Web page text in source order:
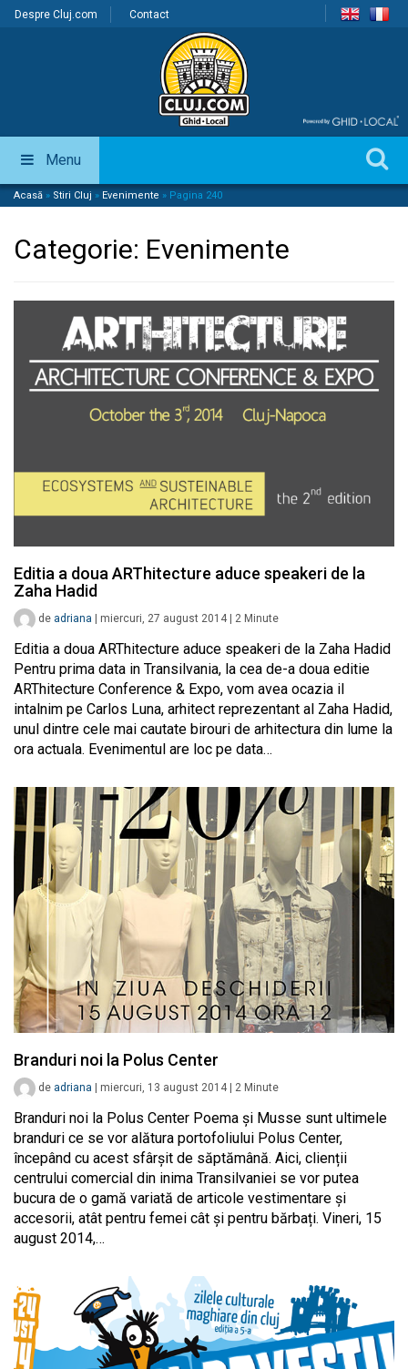
Despre Cluj.com Contact
Menu
Acasă » Stiri Cluj » Evenimente » Pagina 240
Categorie: Evenimente
Editia a doua ARThitecture aduce speakeri de la
Zaha Hadid
de adriana miercuri, 27 august 2014 2 Minute
Editia a doua ARThitecture aduce speakeri de la Zaha Hadid
Pentru prima data in Transilvania, la cea de-a doua editie
ARThitecture Conference & Expo, vom avea ocazia il
intalnim pe Carlos Luna, arhitect reprezentant al Zaha Hadid,
unul dintre cele mai cautate birouri de arhitectura din lume la
ora actuala. Evenimentul are loc pe data…
Branduri noi la Polus Center
de adriana miercuri, 13 august 2014 2 Minute
Branduri noi la Polus Center Poema și Musse sunt ultimele
branduri ce se vor alătura portofoliului Polus Center,
începând cu acest sfârșit de săptămână. Aici, clienții
centrului comercial din inima Transilvaniei se vor putea
bucura de o gamă variată de articole vestimentare și
accesorii, atât pentru femei cât și pentru bărbați. Vineri, 15
august 2014,…